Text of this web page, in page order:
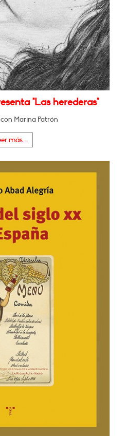
"Las herederas"
Marina Patrón
más...